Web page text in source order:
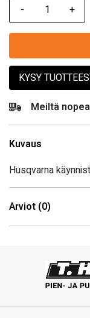
KYSY
Meiltä
Kuvaus
Husqvarna
Arviot (0)